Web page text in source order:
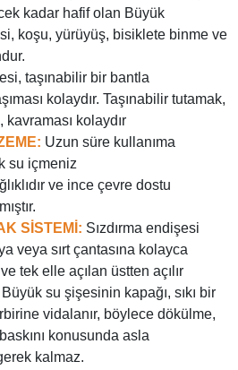
kadar hafif olan Büyük
koşu, yürüyüş, bisiklete binme ve
taşınabilir bir bantla
kolaydır. Taşınabilir tutamak,
kavraması kolaydır
Uzun süre kullanıma
su içmeniz
ve ince çevre dostu
SİSTEMİ: Sızdırma endişesi
veya sırt çantasına kolayca
tek elle açılan üstten açılır
su şişesinin kapağı, sıkı bir
vidalanır, böylece dökülme,
konusunda asla
kalmaz.